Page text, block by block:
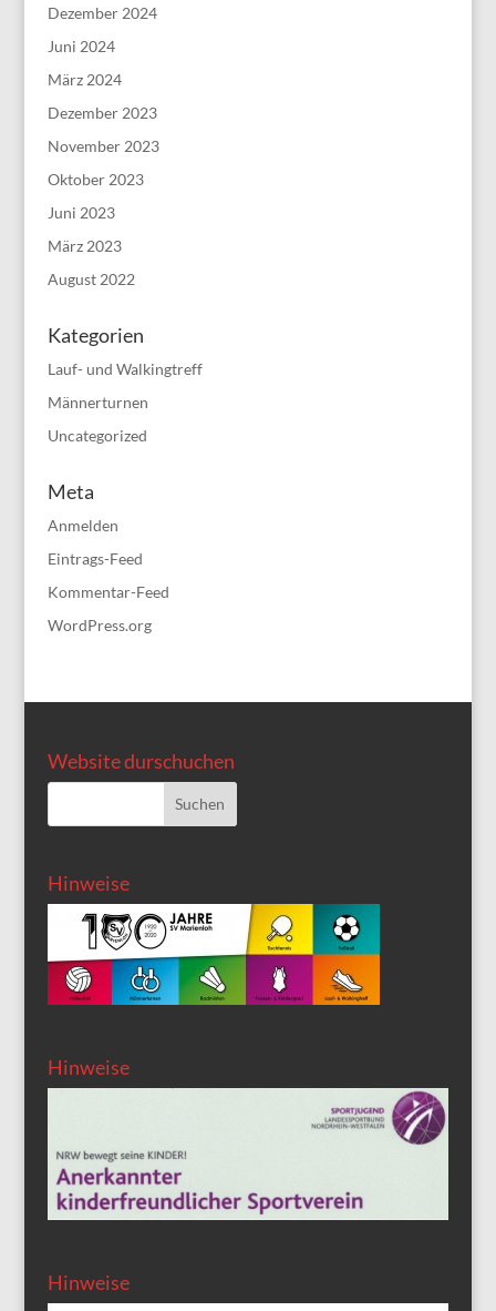
Dezember 2024
Juni 2024
März 2024
Dezember 2023
November 2023
Oktober 2023
Juni 2023
März 2023
August 2022
Kategorien
Lauf- und Walkingtreff
Männerturnen
Uncategorized
Meta
Anmelden
Eintrags-Feed
Kommentar-Feed
WordPress.org
Website durschuchen
Hinweise
Hinweise
Hinweise